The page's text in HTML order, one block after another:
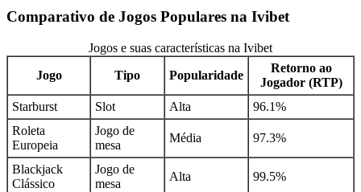
Comparativo de Jogos Populares na Ivibet
Jogos e suas características na Ivibet
Jogo
Tipo Popularidade
Retorno ao
Jogador (RTP)
Starburst
Slot Alta
96.1%
Roleta
Europeia
Jogo de
mesa
Média 97.3%
Blackjack
Clássico
Jogo de
mesa
Alta 99.5%